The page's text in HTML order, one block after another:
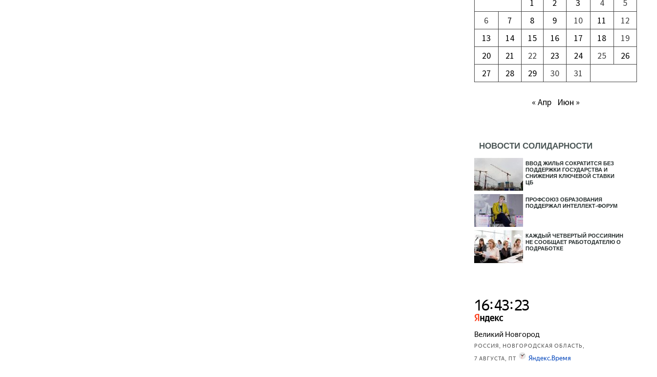
1
2 3 4
5
6
7 8 9 10 11
12
13
14 15 16 17 18
19
20
21 22 23 24 25
26
27
28 29 30 31
« Апр Июн »
НОВОСТИ СОЛИДАРНОСТИ
ВВОД ЖИЛЬЯ СОКРАТИТСЯ БЕЗ
ПОДДЕРЖКИ ГОСУДАРСТВА И
СНИЖЕНИЯ КЛЮЧЕВОЙ СТАВКИ
ЦБ
ПРОФСОЮЗ ОБРАЗОВАНИЯ
ПОДДЕРЖАЛ ИНТЕЛЛЕКТ-ФОРУМ
КАЖДЫЙ ЧЕТВЕРТЫЙ РОССИЯНИН
НЕ СООБЩАЕТ РАБОТОДАТЕЛЮ О
ПОДРАБОТКЕ